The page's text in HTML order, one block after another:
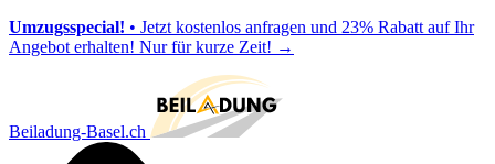
Umzugsspecial! • Jetzt kostenlos anfragen und 23% Rabatt auf Ihr
Angebot erhalten! Nur für kurze Zeit! →
Beiladung-Basel.ch